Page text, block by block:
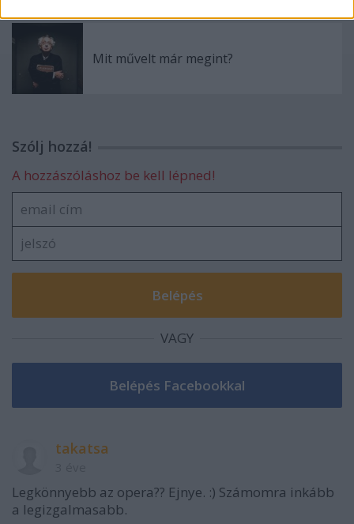
Mit művelt már megint?
Szólj hozzá!
A hozzászóláshoz be kell lépned!
VAGY
takatsa
Legkönnyebb az opera?? Ejnye. :) Számomra inkább
a legizgalmasabb.